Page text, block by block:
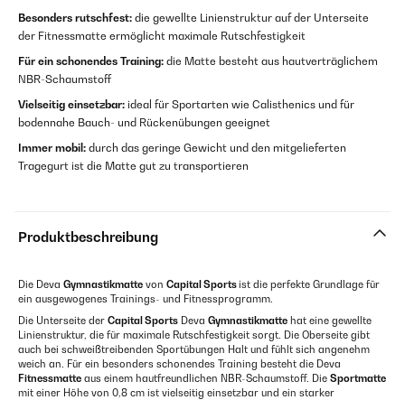
Besonders rutschfest: die gewellte Linienstruktur auf der Unterseite
der Fitnessmatte ermöglicht maximale Rutschfestigkeit
Für ein schonendes Training: die Matte besteht aus hautverträglichem
NBR-Schaumstoff
Vielseitig einsetzbar: ideal für Sportarten wie Calisthenics und für
bodennahe Bauch- und Rückenübungen geeignet
Immer mobil: durch das geringe Gewicht und den mitgelieferten
Tragegurt ist die Matte gut zu transportieren
Produktbeschreibung
Die Deva Gymnastikmatte von Capital Sportsist die perfekte Grundlage für
ein ausgewogenes Trainings- und Fitnessprogramm.
Die Unterseite der Capital Sports Deva Gymnastikmatte hat eine gewellte
Linienstruktur, die für maximale Rutschfestigkeit sorgt. Die Oberseite gibt
auch bei schweißtreibenden Sportübungen Halt und fühlt sich angenehm
weich an. Für ein besonders schonendes Training besteht die Deva
Fitnessmatte aus einem hautfreundlichen NBR-Schaumstoff. Die Sportmatte
mit einer Höhe von 0,8 cm ist vielseitig einsetzbar und ein starker